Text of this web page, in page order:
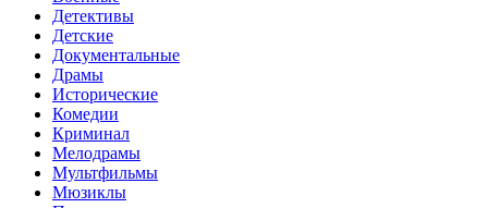
Детективы
Детские
Документальные
Драмы
Исторические
Комедии
Криминал
Мелодрамы
Мультфильмы
Мюзиклы